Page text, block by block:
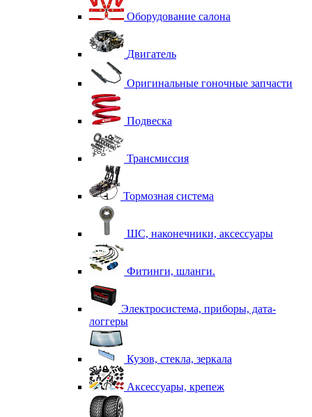
Оборудование салона
Двигатель
Оригинальные гоночные запчасти
Подвеска
Трансмиссия
Тормозная система
ШС, наконечники, аксессуары
Фитинги, шланги.
Электросистема, приборы, дата-
логгеры
Кузов, стекла, зеркала
Аксессуары, крепеж